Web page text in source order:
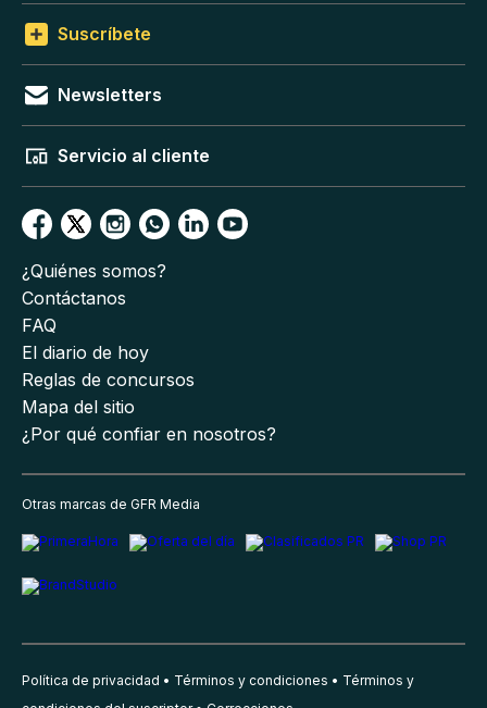
Suscríbete
Newsletters
Servicio al cliente
¿Quiénes somos?
Contáctanos
FAQ
El diario de hoy
Reglas de concursos
Mapa del sitio
¿Por qué confiar en nosotros?
Otras marcas de GFR Media
Política de privacidad Términos y condiciones
Términos y